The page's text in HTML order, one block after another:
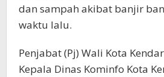
dan sampah akibat banjir
waktu lalu.
Penjabat (Pj) Wali Kota
Kepala Dinas Kominfo Kota